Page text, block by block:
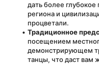
дать более
региона и
процветали.
Традиционное
посещением
демонстрирующем
танцы, что даст вам